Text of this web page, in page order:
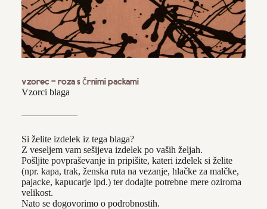
OSTALO
VEZENI IZDELKI
KVAČKANI IZDELKI
IZDELKI ZA SLAVJA & POSEBNE
PRILOŽNOSTI
VOŠČILNICE IN VIZITKE
DRUGI IZDELKI PO NAROČILU
PRAZNIČNA PONUDBA
PRAZNIČNA DECEMBRSKA PONUDBA
VZORCI BLAGA
vzorec - roza s črnimi packami
Vzorci blaga
Si želite izdelek iz tega blaga?
Z veseljem vam sešijeva izdelek po vaših željah.
Pošljite povpraševanje in pripišite, kateri izdelek si želite
(npr. kapa, trak, ženska ruta na vezanje, hlačke za malčke,
pajacke, kapucarje ipd.) ter dodajte potrebne mere oziroma
velikost.
Nato se dogovorimo o podrobnostih.